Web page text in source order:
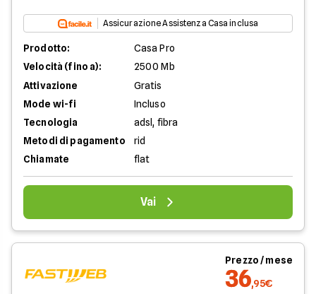
Assicurazione Assistenza Casa inclusa
Prodotto:
Casa Pro
Velocità (fino a):
2500 Mb
Attivazione
Gratis
Mode wi-fi
Incluso
Tecnologia
adsl, fibra
Metodi di pagamento
rid
Chiamate
flat
Vai
Prezzo / mese
36,95€